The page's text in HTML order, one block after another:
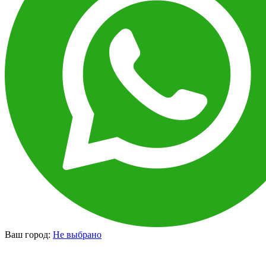
Ваш город: Не выбрано